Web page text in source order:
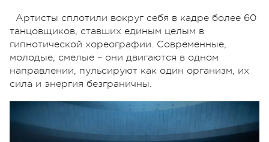
Артисты сплотили вокруг себя в кадре более 60
танцовщиков, ставших единым целым в
гипнотической хореографии. Современные,
молодые, смелые – они двигаются в одном
направлении, пульсируют как один организм, их
сила и энергия безграничны.